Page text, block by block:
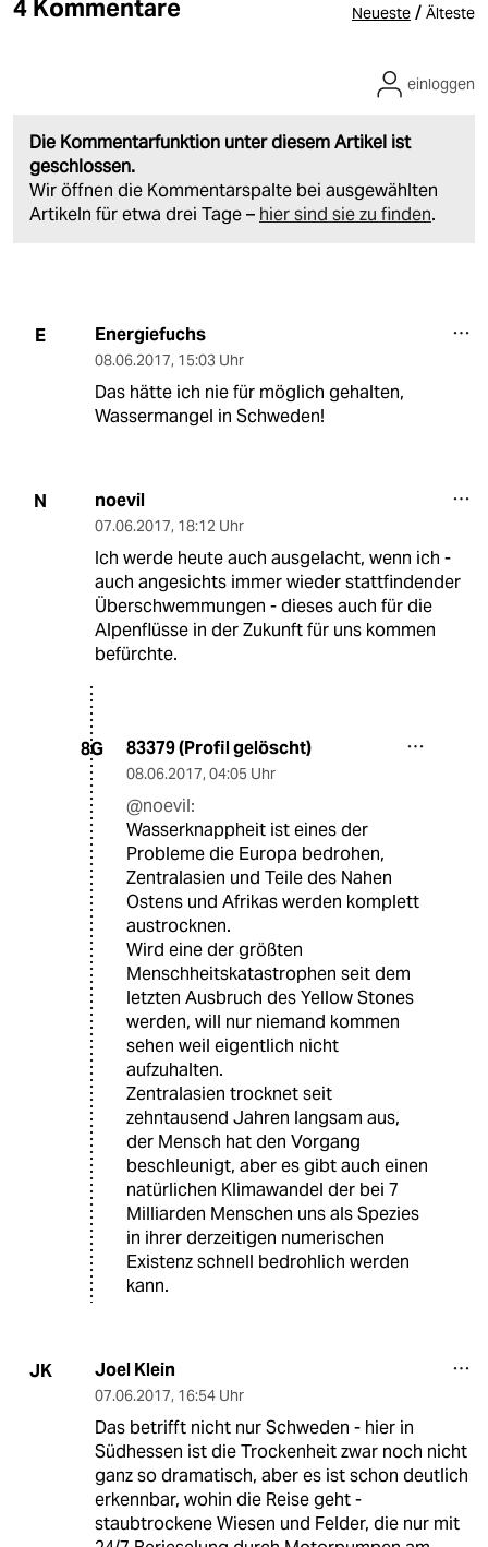
4 Kommentare Neueste / Älteste
Die Kommentarfunktion unter diesem Artikel ist
geschlossen.
Wir öffnen die Kommentarspalte bei ausgewählten
Artikeln für etwa drei Tage – hier sind sie zu finden.
einloggen
E Energiefuchs
08.06.2017, 15:03 Uhr
Das hätte ich nie für möglich gehalten,
Wassermangel in Schweden!
N noevil
07.06.2017, 18:12 Uhr
Ich werde heute auch ausgelacht, wenn ich -
auch angesichts immer wieder stattfindender
Überschwemmungen - dieses auch für die
Alpenflüsse in der Zukunft für uns kommen
befürchte.
8G 83379 (Profil gelöscht)
08.06.2017, 04:05 Uhr
@noevil:
Wasserknappheit ist eines der
Probleme die Europa bedrohen,
Zentralasien und Teile des Nahen
Ostens und Afrikas werden komplett
austrocknen.
Wird eine der größten
Menschheitskatastrophen seit dem
letzten Ausbruch des Yellow Stones
werden, will nur niemand kommen
sehen weil eigentlich nicht
aufzuhalten.
Zentralasien trocknet seit
zehntausend Jahren langsam aus,
der Mensch hat den Vorgang
beschleunigt, aber es gibt auch einen
natürlichen Klimawandel der bei 7
Milliarden Menschen uns als Spezies
in ihrer derzeitigen numerischen
Existenz schnell bedrohlich werden
kann.
JK Joel Klein
07.06.2017, 16:54 Uhr
Das betrifft nicht nur Schweden - hier in
Südhessen ist die Trockenheit zwar noch nicht
ganz so dramatisch, aber es ist schon deutlich
erkennbar, wohin die Reise geht -
staubtrockene Wiesen und Felder, die nur mit